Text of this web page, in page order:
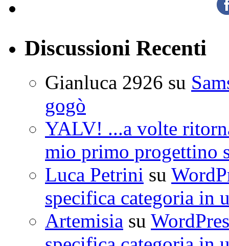
Discussioni Recenti
Gianluca 2926 su
gogò
YALV! ...a volte
mio primo progettino
Luca Petrini su
specifica categoria in
Artemisia su